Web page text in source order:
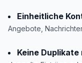
Einheitliche
Angebote,
Keine Duplikate